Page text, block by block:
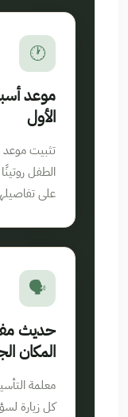
🕐
موعد
الأول
تثبيت موعد
الطفل
على
🗣️
حديث
المكان
معلمة
كل زيارة